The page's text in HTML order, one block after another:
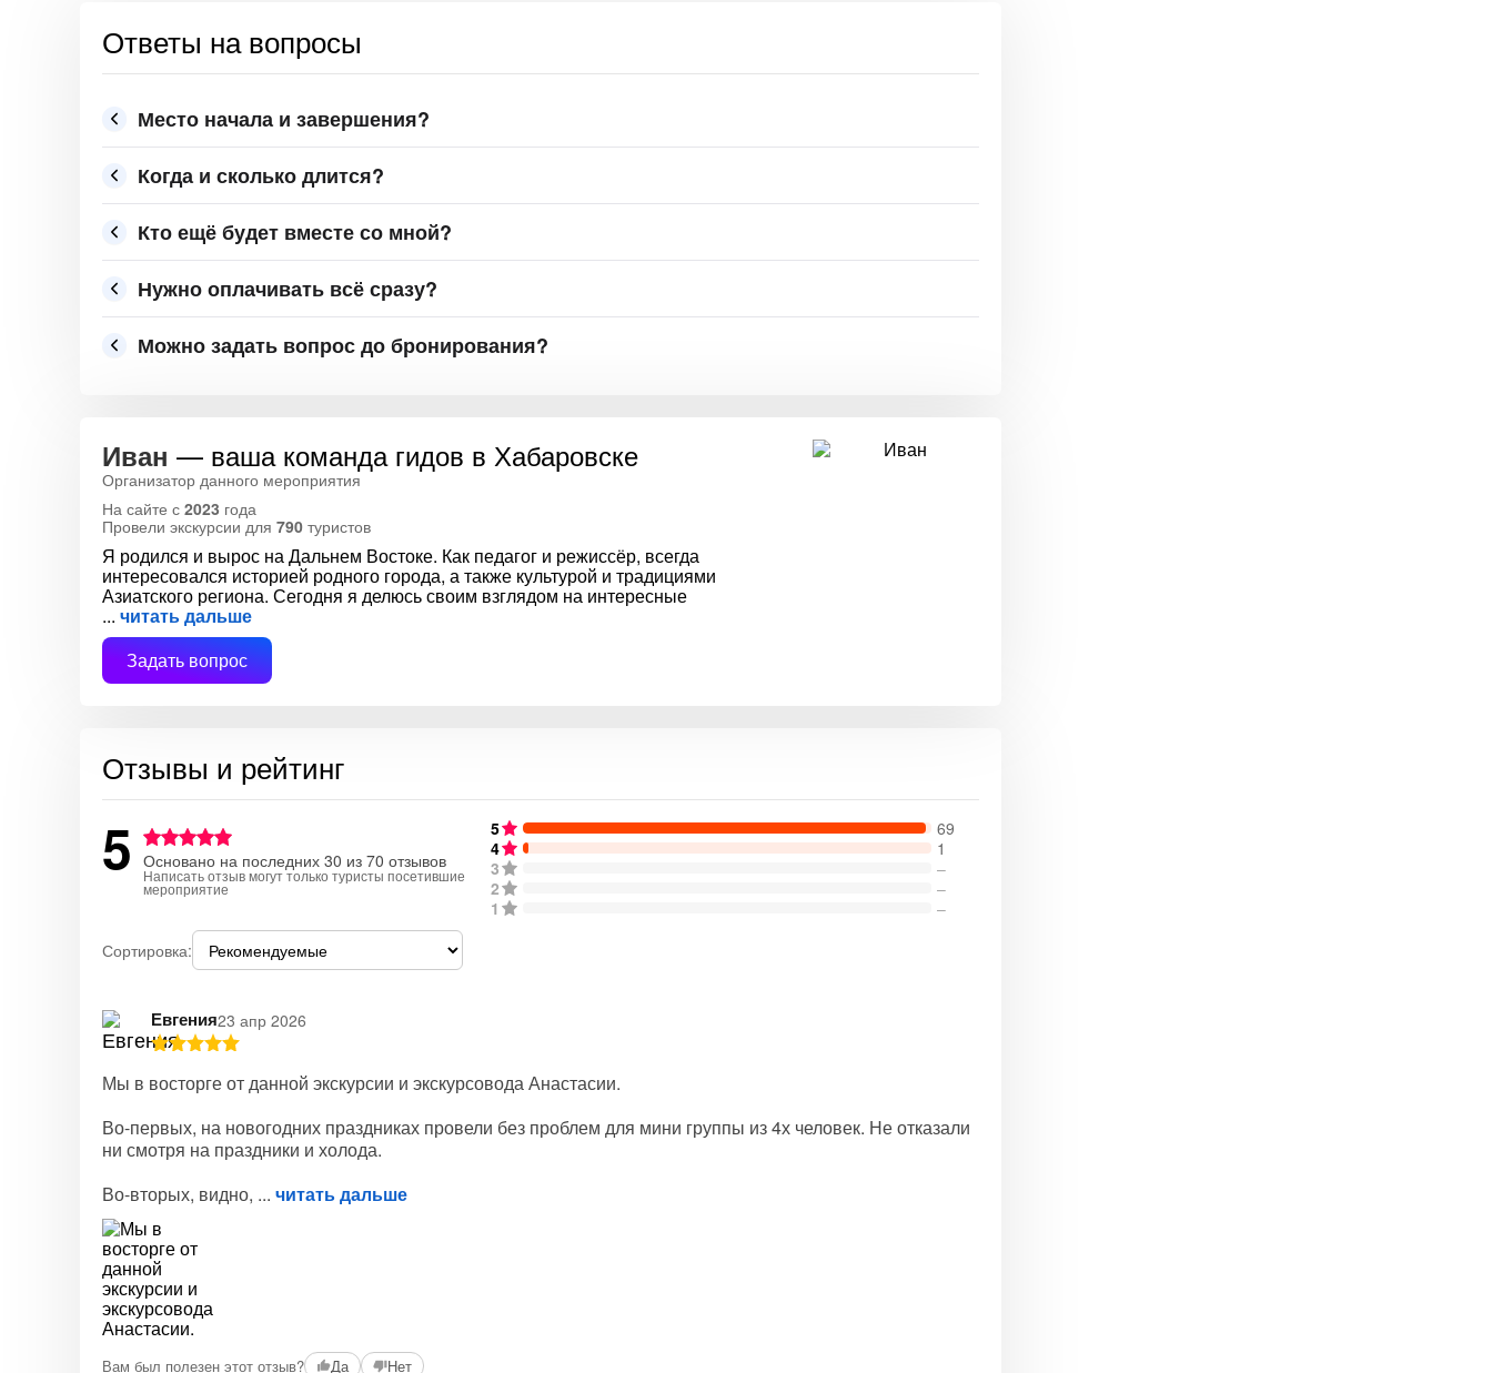
Ответы на вопросы
Место начала и завершения?
Когда и сколько длится?
Кто ещё будет вместе со мной?
Нужно оплачивать всё сразу?
Можно задать вопрос до бронирования?
Иван — ваша команда гидов в Хабаровске
Организатор данного мероприятия
На сайте с 2023 года
Провели экскурсии для 790 туристов
Я родился и вырос на Дальнем Востоке. Как педагог и режиссёр, всегда
интересовался историей родного города, а также культурой и традициями
Азиатского региона. Сегодня я делюсь своим взглядом на интересные
читать дальше
Задать вопрос
Отзывы и рейтинг
5 Основано на последних 30 из 70 отзывов
Написать отзыв могут только туристы посетившие
мероприятие
5
69
4
1
3
–
2
–
1
–
Сортировка:
Евгения23 апр 2026
Мы в восторге от данной экскурсии и экскурсовода Анастасии.
Во-первых, на новогодних праздниках провели без проблем для мини группы из 4х человек. Не отказали
ни смотря на праздники и холода.
Во-вторых, видно,
читать дальше
Вам был полезен этот отзыв? Да Нет